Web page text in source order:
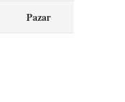
Pazar